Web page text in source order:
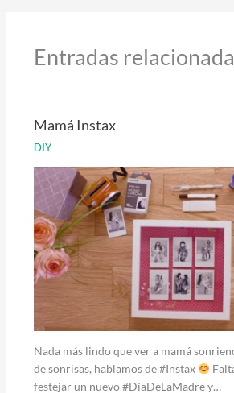
Entradas
Mamá Instax
DIY
Nada más lindo que ver a mamá
de sonrisas, hablamos de #Instax
festejar un nuevo #DíaDeLaMadre y…